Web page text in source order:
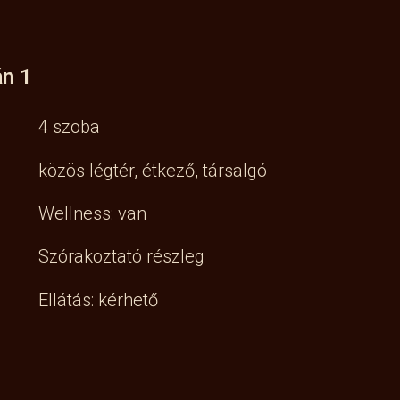
1
4 szoba
közös légtér, étkező, társalgó
Wellness: van
Szórakoztató részleg
Ellátás: kérhető